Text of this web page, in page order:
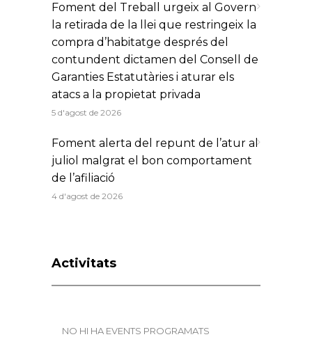
Foment del Treball urgeix al Govern
la retirada de la llei que restringeix la
compra d’habitatge després del
contundent dictamen del Consell de
Garanties Estatutàries i aturar els
atacs a la propietat privada
5 d'agost de 2026
Foment alerta del repunt de l’atur al
juliol malgrat el bon comportament
de l’afiliació
4 d'agost de 2026
Activitats
NO HI HA EVENTS PROGRAMATS